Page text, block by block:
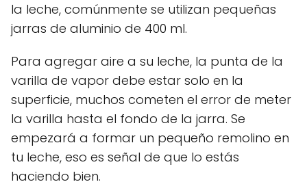
la leche, comúnmente se utilizan pequeñas
jarras de aluminio de 400 ml.
Para agregar aire a su leche, la punta de la
varilla de vapor debe estar solo en la
superficie, muchos cometen el error de meter
la varilla hasta el fondo de la jarra. Se
empezará a formar un pequeño remolino en
tu leche, eso es señal de que lo estás
haciendo bien.